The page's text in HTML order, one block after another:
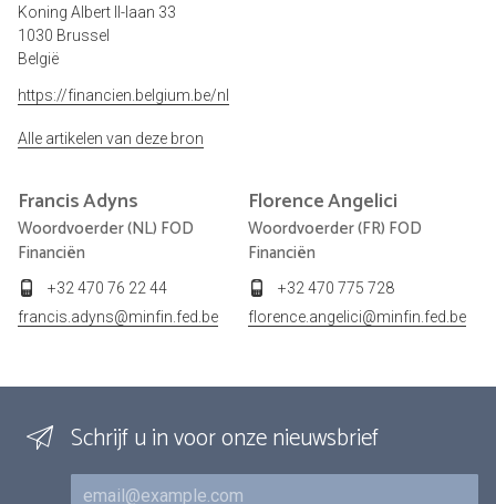
Koning Albert II-laan 33
1030 Brussel
België
https://financien.belgium.be/nl
Alle artikelen van deze bron
FrancisAdyns
Woordvoerder (NL) FOD
Financiën
+32 470 76 22 44
francis.adyns@minfin.fed.be
FlorenceAngelici
Woordvoerder (FR) FOD
Financiën
+32 470 775 728
florence.angelici@minfin.fed.be
Schrijf u in voor onze nieuwsbrief
E-mail